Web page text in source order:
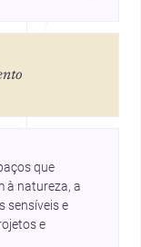
que
à natureza, a
sensíveis e
e